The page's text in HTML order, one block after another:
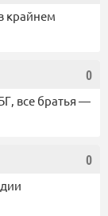
крайнем
0
все братья —
0